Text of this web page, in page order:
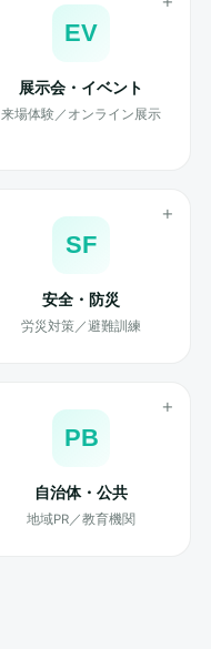
EV
展示会・イベント
来場体験／オンライン展示
SF
安全・防災
労災対策／避難訓練
PB
自治体・公共
地域PR／教育機関